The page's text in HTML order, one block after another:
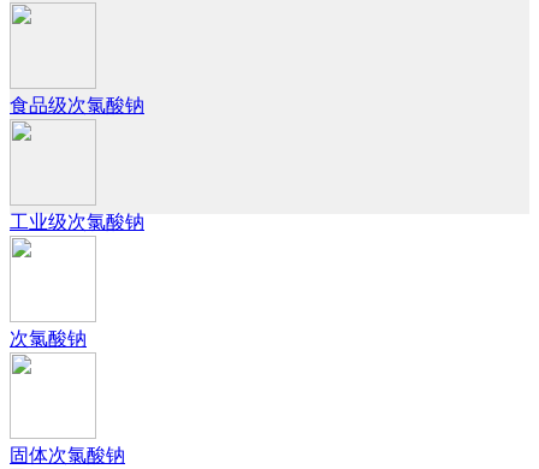
食品级次氯酸钠
工业级次氯酸钠
次氯酸钠
固体次氯酸钠